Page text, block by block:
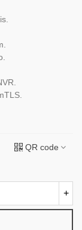
QR code
+